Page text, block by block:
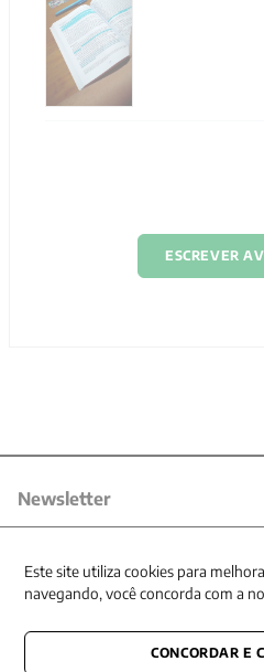
ESCREVER
Newsletter
CONECTE-SE CONOSCO
Este site utiliza cookies para
navegando, você concorda com a
CONCORDAR E